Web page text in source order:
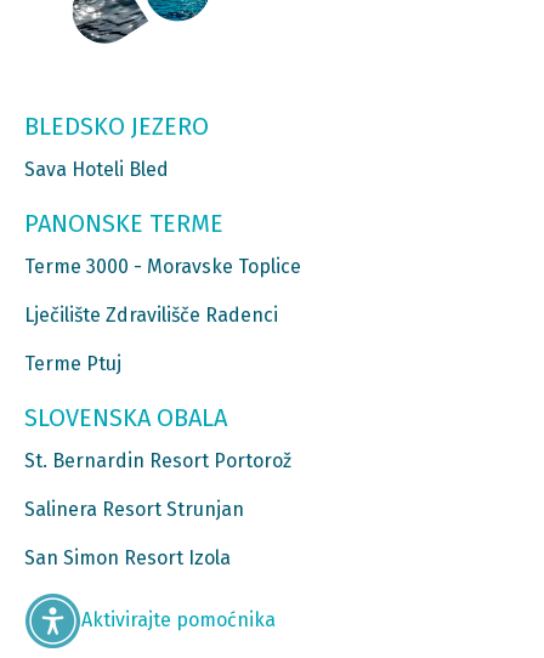
BLEDSKO JEZERO
Sava Hoteli Bled
PANONSKE TERME
Terme 3000 - Moravske Toplice
Lječilište Zdravilišče Radenci
Terme Ptuj
SLOVENSKA OBALA
St. Bernardin Resort Portorož
Salinera Resort Strunjan
San Simon Resort Izola
Aktivirajte pomoćnika